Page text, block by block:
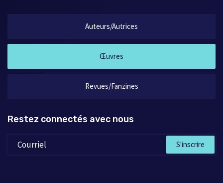
Auteurs/Autrices
Œuvres
Revues/Fanzines
Restez connectés avec nous
S'inscrire